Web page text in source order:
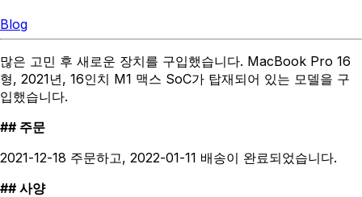
Blog
많은 고민 후 새로운 장치를 구입했습니다. MacBook Pro 16
형, 2021년, 16인치 M1 맥스 SoC가 탑재되어 있는 모델을 구
입했습니다.
주문
2021-12-18 주문하고, 2022-01-11 배송이 완료되었습니다.
사양